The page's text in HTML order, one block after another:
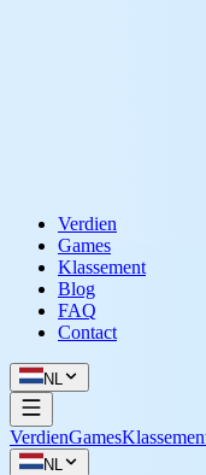
Verdien
Games
Klassement
Blog
FAQ
Contact
NL
VerdienGames
NL